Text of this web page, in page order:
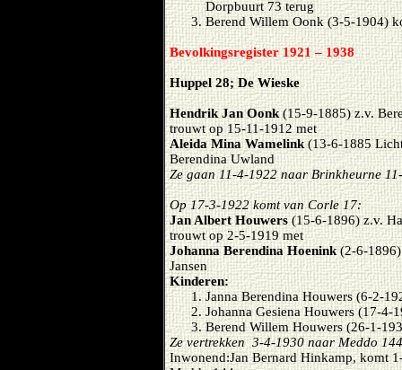
Dorpbuurt 73 terug
Berend Willem Oonk (3-5-1904)
Bevolkingsregister 1921 – 1938
Huppel 28; De Wieske
Hendrik Jan Oonk(15-9-1885) z.v.
trouwt op 15-11-1912 met
Aleida Mina Wamelink(13-6-1885
Berendina Uwland
Ze gaan 11-4-1922 naar Brinkheurne
Op 17-3-1922 komt van Corle 17:
Jan Albert Houwers(15-6-1896) z.v.
trouwt op 2-5-1919 met
Johanna Berendina Hoenink(2-6-1896)
Jansen
Kinderen:
Janna Berendina Houwers (6-2-
Johanna Gesiena Houwers (17-4-
Berend Willem Houwers (26-1-
Ze vertrekken 3-4-1930 naar Meddo
Inwonend:Jan Bernard Hinkamp, komt